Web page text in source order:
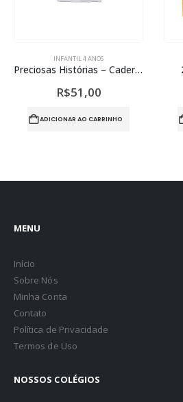
Coleção SIE – Ed. Infantil Bilíngue – 4 anos
INFANTIL 4 ANOS
2° Semestre – 4 anos
R$210,00
ADICIONAR AO CARRINHO
MENU
Início
Sobre Nós
Minha Conta
Contato
Política de Privacidade
Termos de Uso
NOSSOS COLÉGIOS